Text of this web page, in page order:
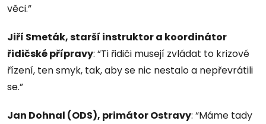
věci.”
Jiří Smeták, starší instruktor a koordinátor
řidičské přípravy: “Ti řidiči musejí zvládat to krizové
řízení, ten smyk, tak, aby se nic nestalo a nepřevrátili
se.”
Jan Dohnal (ODS), primátor Ostravy: “Máme tady